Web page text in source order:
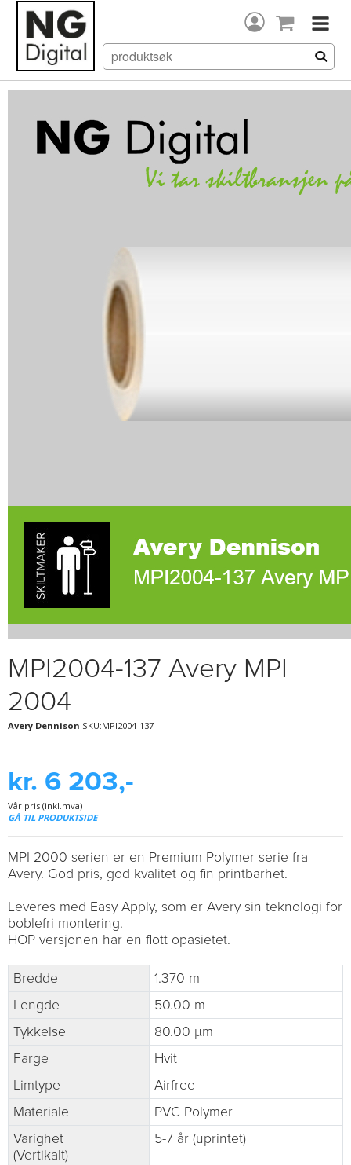
MPI2004-137 Avery MPI
2004
Avery Dennison SKU:MPI2004-137
kr. 6 203,-
Vår pris (inkl.mva)
GÅ TIL PRODUKTSIDE
MPI 2000 serien er en Premium Polymer serie fra
Avery. God pris, god kvalitet og fin printbarhet.
Leveres med Easy Apply, som er Avery sin teknologi for
boblefri montering.
HOP versjonen har en flott opasietet.
Bredde
1.370 m
Lengde
50.00 m
Tykkelse
80.00 µm
Farge
Hvit
Limtype
Airfree
Materiale
PVC Polymer
Varighet
(Vertikalt)
5-7 år (uprintet)